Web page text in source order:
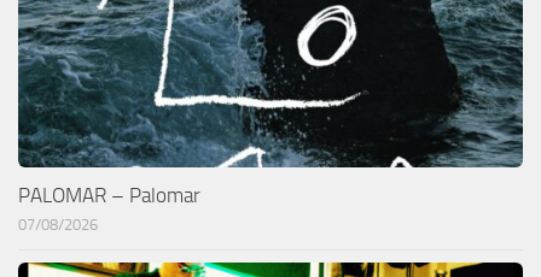
PALOMAR – Palomar
07/08/2026